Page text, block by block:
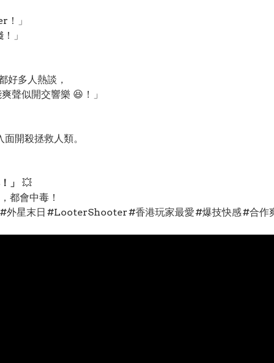
」
」
多人熱談，
聲似開交響樂 😆！」
開殺拯救人類。
」
💥
都會中毒！
星末日 #LooterShooter #香港玩家最愛 #爆技快感 #合作